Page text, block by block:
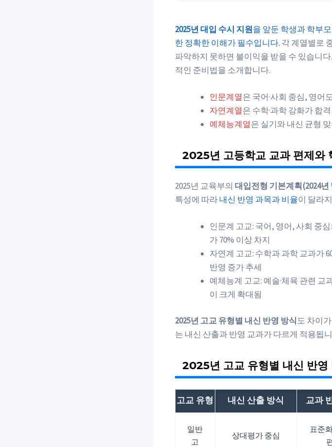
2025년 대입 수시 지원을 앞둔 학생과 학부
한 정확한 이해가 필수입니다. 각 계열별로
파악하지 못하면 불이익을 받을 수 있습니
적인 준비법을 소개합니다.
인문계열은 국어·사회 중심, 영어
자연계열은 수학·과학 강화가 합
예체능계열은 실기와 내신 균형
2025년 고등학교 교과 편제와
2025년 교육부의 대입전형 기본계획(2024년
특성에 따라내신 반영 과목과 비율이 달라
인문계 고교: 국어, 영어, 사회 중
가 70% 이상 차지
자연계 고교: 수학과 과학 교과가
반영 증가 추세
예체능계 고교: 예술·체육 관련 교
이 크게 확대됨
2025년 고교 유형별 내신 반영 방식도 차이
는 내신 산출과 반영 교과가 다르게 적용됩
2025년 고교 유형별 내신 반영
고교 유형 내신 산출 방식 교과
일반
고
상대평가 중심
표준